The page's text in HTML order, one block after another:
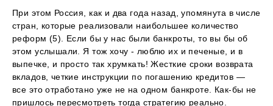
При этом Россия, как и два года назад, упомянута в числе
стран, которые реализовали наибольшее количество
реформ (5). Если бы у нас были банкроты, то вы бы об
этом услышали. Я тож хочу - люблю их и печеные, и в
выпечке, и просто так хрумкать! Жесткие сроки возврата
вкладов, четкие инструкции по погашению кредитов —
все это отработано уже не на одном банкроте. Как-бы не
пришлось пересмотреть тогда стратегию реально.